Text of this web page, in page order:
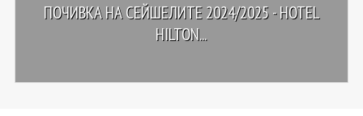
ЛЮБОПИТНО
ПОЧИВКА НА СЕЙШЕЛИТЕ 2024/2025 - HOTEL
HILTON...